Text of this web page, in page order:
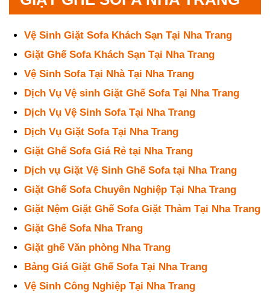
Vệ Sinh Giặt Sofa Khách Sạn Tại Nha Trang
Giặt Ghế Sofa Khách Sạn Tại Nha Trang
Vệ Sinh Sofa Tại Nhà Tại Nha Trang
Dịch Vụ Vệ sinh Giặt Ghế Sofa Tại Nha Trang
Dịch Vụ Vệ Sinh Sofa Tại Nha Trang
Dịch Vụ Giặt Sofa Tại Nha Trang
Giặt Ghế Sofa Giá Rẻ tại Nha Trang
Dịch vụ Giặt Vệ Sinh Ghế Sofa tại Nha Trang
Giặt Ghế Sofa Chuyên Nghiệp Tại Nha Trang
Giặt Nệm Giặt Ghế Sofa Giặt Thảm Tại Nha Trang
Giặt Ghế Sofa Nha Trang
Giặt ghế Văn phòng Nha Trang
Bảng Giá Giặt Ghế Sofa Tại Nha Trang
Vệ Sinh Công Nghiệp Tại Nha Trang